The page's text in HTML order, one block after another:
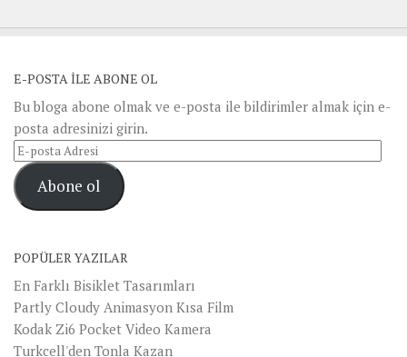
E-POSTA ILE ABONE OL
Bu bloga abone olmak ve e-posta ile bildirimler almak için e-
posta adresinizi girin.
E-
posta
AdresiAbone ol
POPÜLER YAZILAR
En Farklı Bisiklet Tasarımları
Partly Cloudy Animasyon Kısa Film
Kodak Zi6 Pocket Video Kamera
Turkcell'den Tonla Kazan